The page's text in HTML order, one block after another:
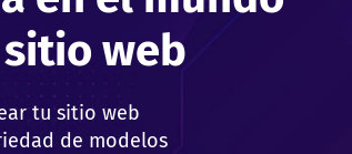
Web
de hosting para
web